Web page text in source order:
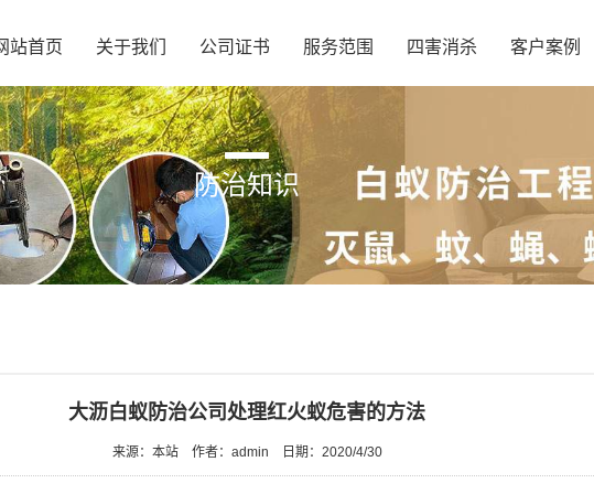
站首页 关于我们 公司证书 服务范围 四害消杀 客户案例
防治知识
大沥白蚁防治公司处理红火蚁危害的方法
来源：本站 作者：admin 日期：2020/4/30